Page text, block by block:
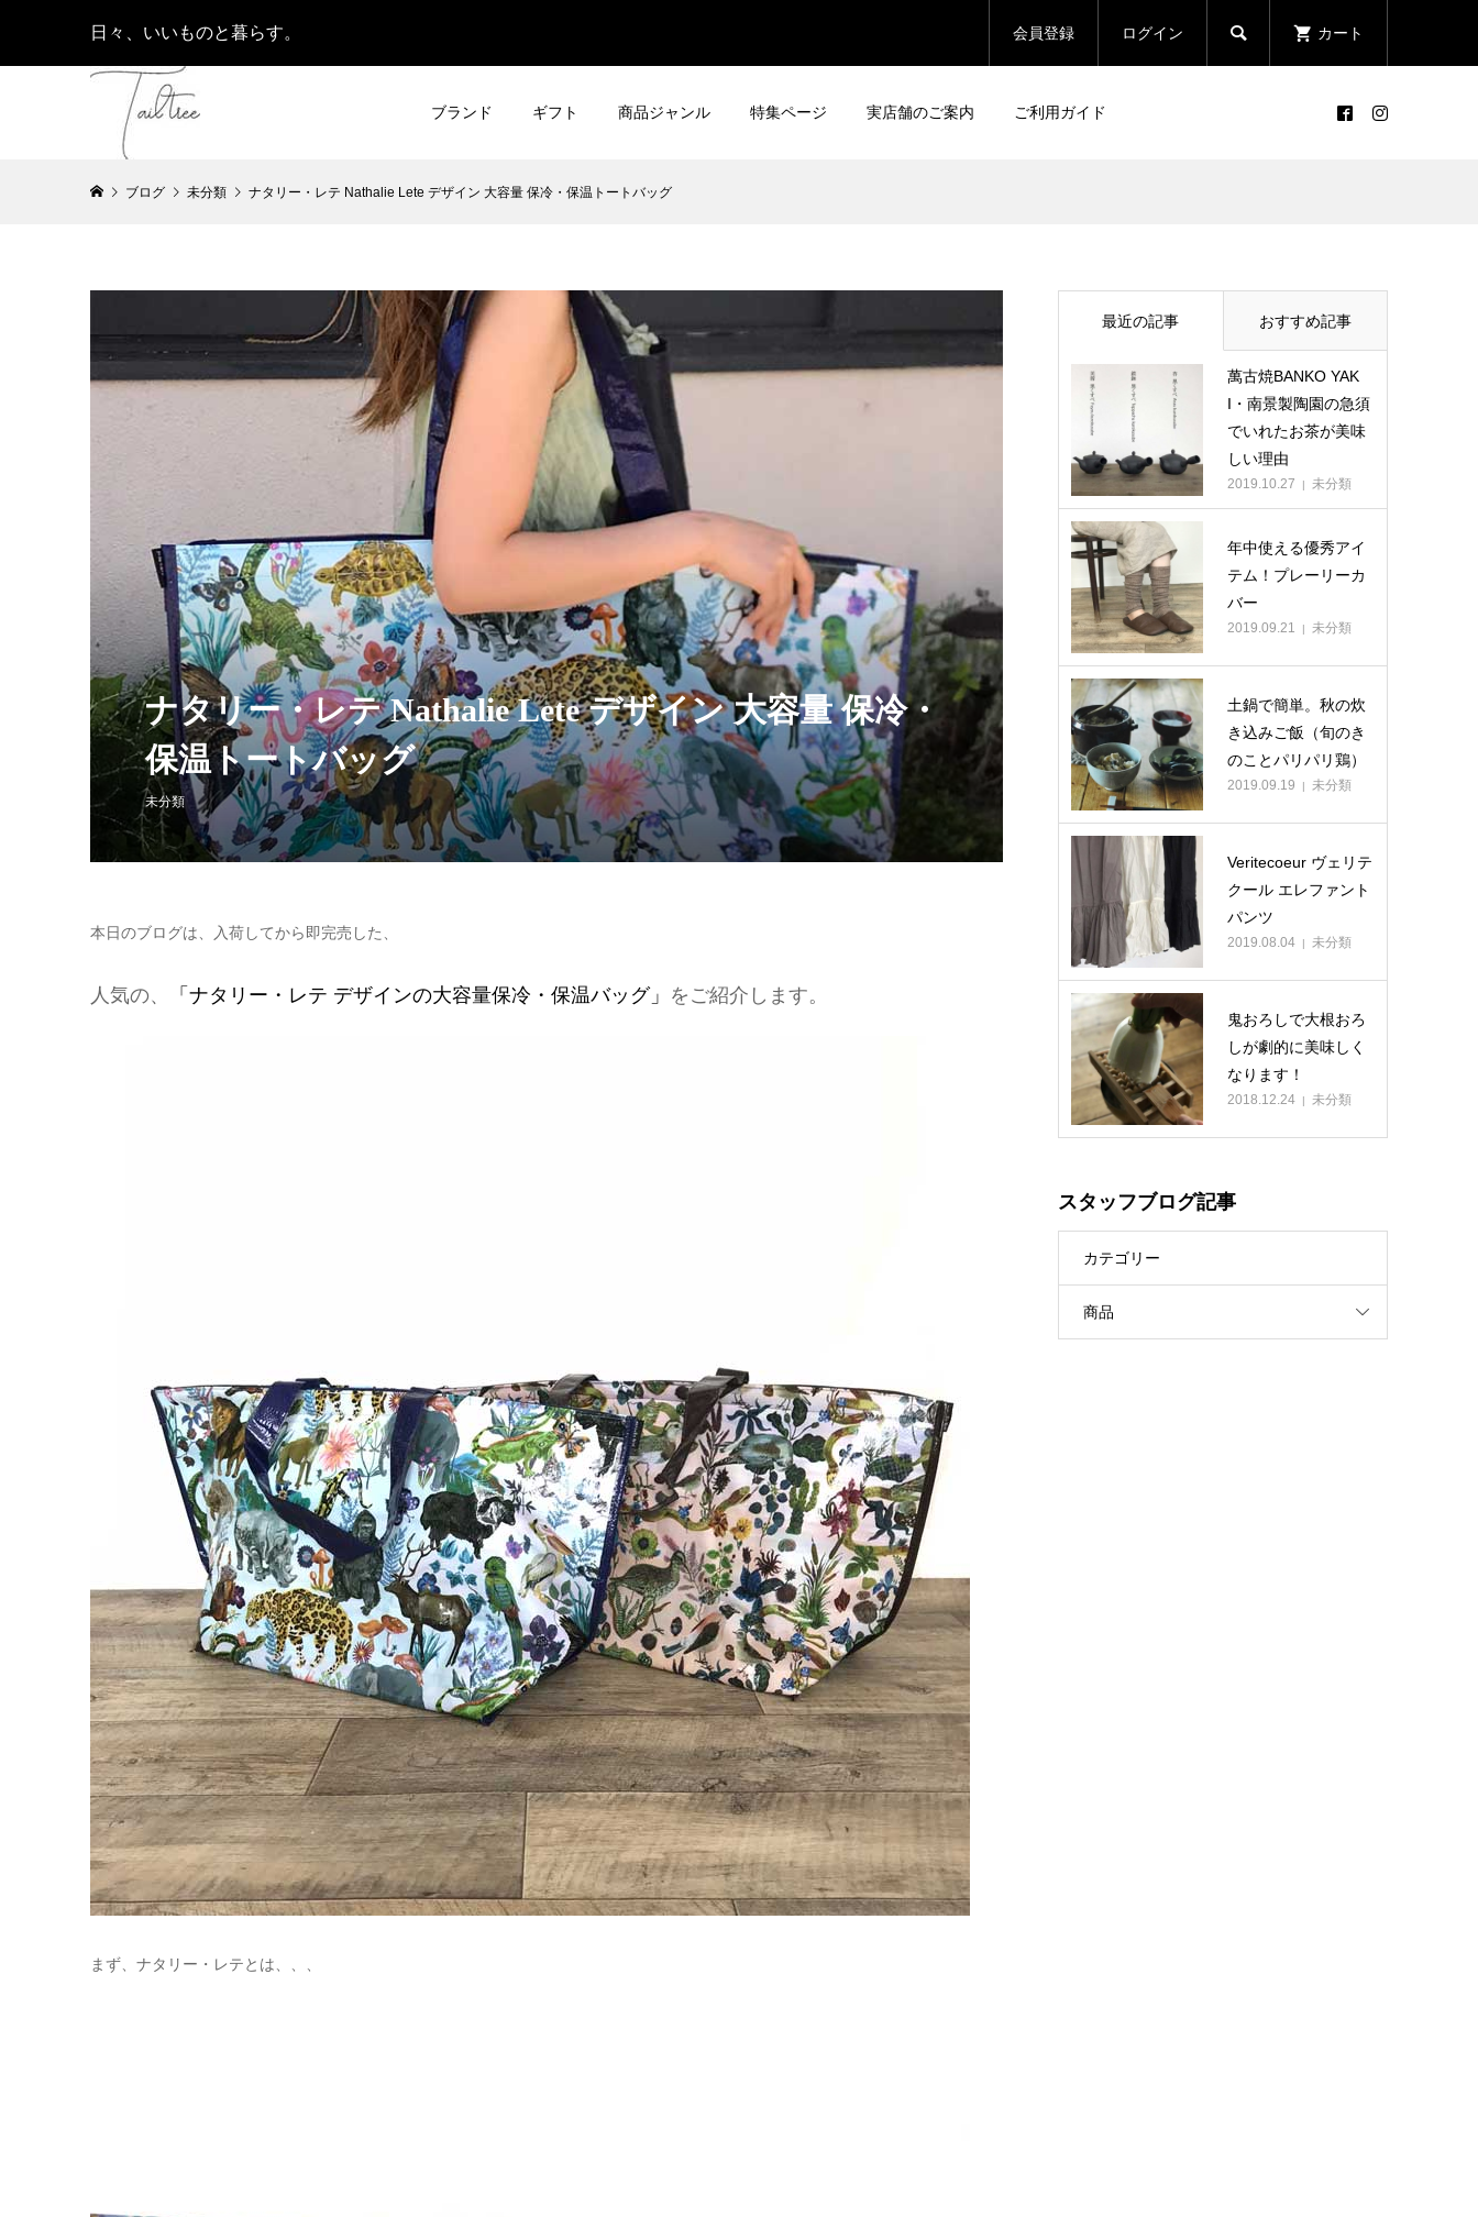
日々、いいものと暮らす。 会員登録 ログイン  カート
ブランド ギフト 商品ジャンル 特集ページ 実店舗のご案内 ご利用ガイド
ブログ 未分類 ナタリー・レテ Nathalie Lete デザイン 大容量 保冷・保温トートバッグ
ナタリー・レテ Nathalie Lete デザイン 大容量 保冷・
保温トートバッグ
未分類
本日のブログは、入荷してから即完売した、
人気の、 「ナタリー・レテ デザインの大容量保冷・保温バッグ」 をご紹介します。
まず、ナタリー・レテとは、、、
最近の記事 おすすめ記事
萬古焼BANKO YAK
I・南景製陶園の急須
でいれたお茶が美味
しい理由
2019.10.27 未分類
年中使える優秀アイ
テム！プレーリーカ
バー
2019.09.21 未分類
土鍋で簡単。秋の炊
き込みご飯（旬のき
のことパリパリ鶏）
2019.09.19 未分類
Veritecoeur ヴェリテ
クール エレファント
パンツ
2019.08.04 未分類
鬼おろしで大根おろ
しが劇的に美味しく
なります！
2018.12.24 未分類
スタッフブログ記事
カテゴリー
商品